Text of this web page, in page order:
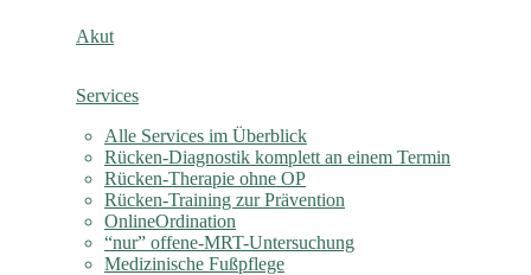
Akut
Services
Alle Services im Überblick
Rücken-Diagnostik komplett an einem Termin
Rücken-Therapie ohne OP
Rücken-Training zur Prävention
OnlineOrdination
“nur” offene-MRT-Untersuchung
Medizinische Fußpflege